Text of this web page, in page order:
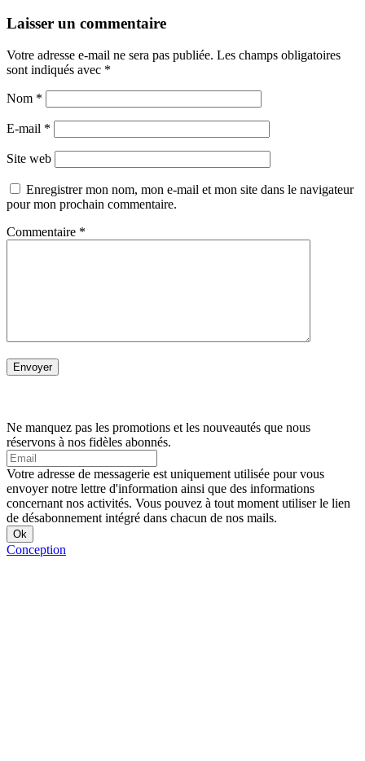
Laisser un commentaire
Votre adresse e-mail ne sera pas publiée. Les champs obligatoires
sont indiqués avec *
Nom *
E-mail *
Site web
Enregistrer mon nom, mon e-mail et mon site dans le navigateur
pour mon prochain commentaire.
Commentaire *
Ne manquez pas les promotions et les nouveautés que nous
réservons à nos fidèles abonnés.
Votre adresse de messagerie est uniquement utilisée pour vous
envoyer notre lettre d'information ainsi que des informations
concernant nos activités. Vous pouvez à tout moment utiliser le lien
de désabonnement intégré dans chacun de nos mails.
Conception